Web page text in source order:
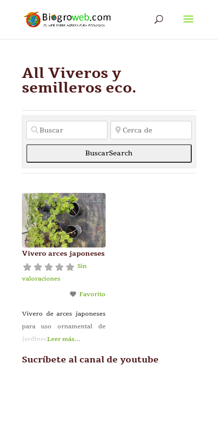
All Viveros y
semilleros eco.
BuscarSearch
Vivero arces japoneses
Sin
valoraciones
Favorito
Vivero de arces japoneses
para uso ornamental de
jardines.Leer más...
Sucríbete al canal de youtube